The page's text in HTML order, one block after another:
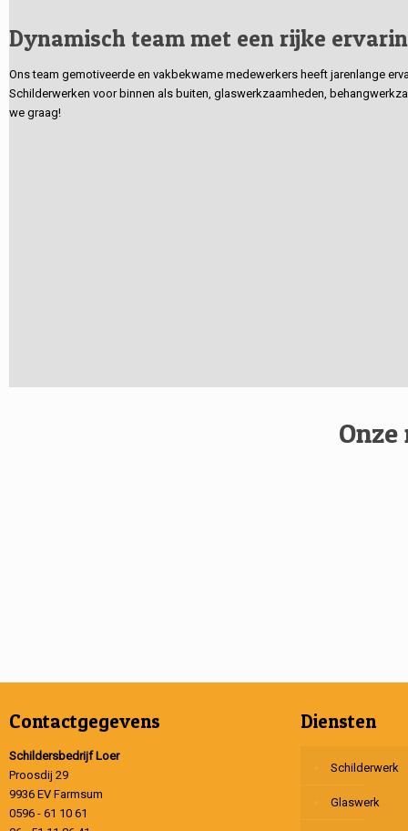
Dynamisch team met een rijke
Ons team gemotiveerde en vakbekwame medewerkers heeft jarenlange
Schilderwerken voor binnen als buiten, glaswerkzaamheden,
we graag!
Contactgegevens
Schildersbedrijf Loer
Proosdij 29
9936 EV Farmsum
0596 - 61 10 61
Diensten
Schilderwerk
Glaswerk